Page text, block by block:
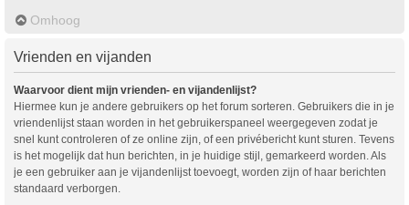
Omhoog
Vrienden en vijanden
Waarvoor dient mijn vrienden- en vijandenlijst?
Hiermee kun je andere gebruikers op het forum sorteren. Gebruikers die in je
vriendenlijst staan worden in het gebruikerspaneel weergegeven zodat je
snel kunt controleren of ze online zijn, of een privébericht kunt sturen. Tevens
is het mogelijk dat hun berichten, in je huidige stijl, gemarkeerd worden. Als
je een gebruiker aan je vijandenlijst toevoegt, worden zijn of haar berichten
standaard verborgen.